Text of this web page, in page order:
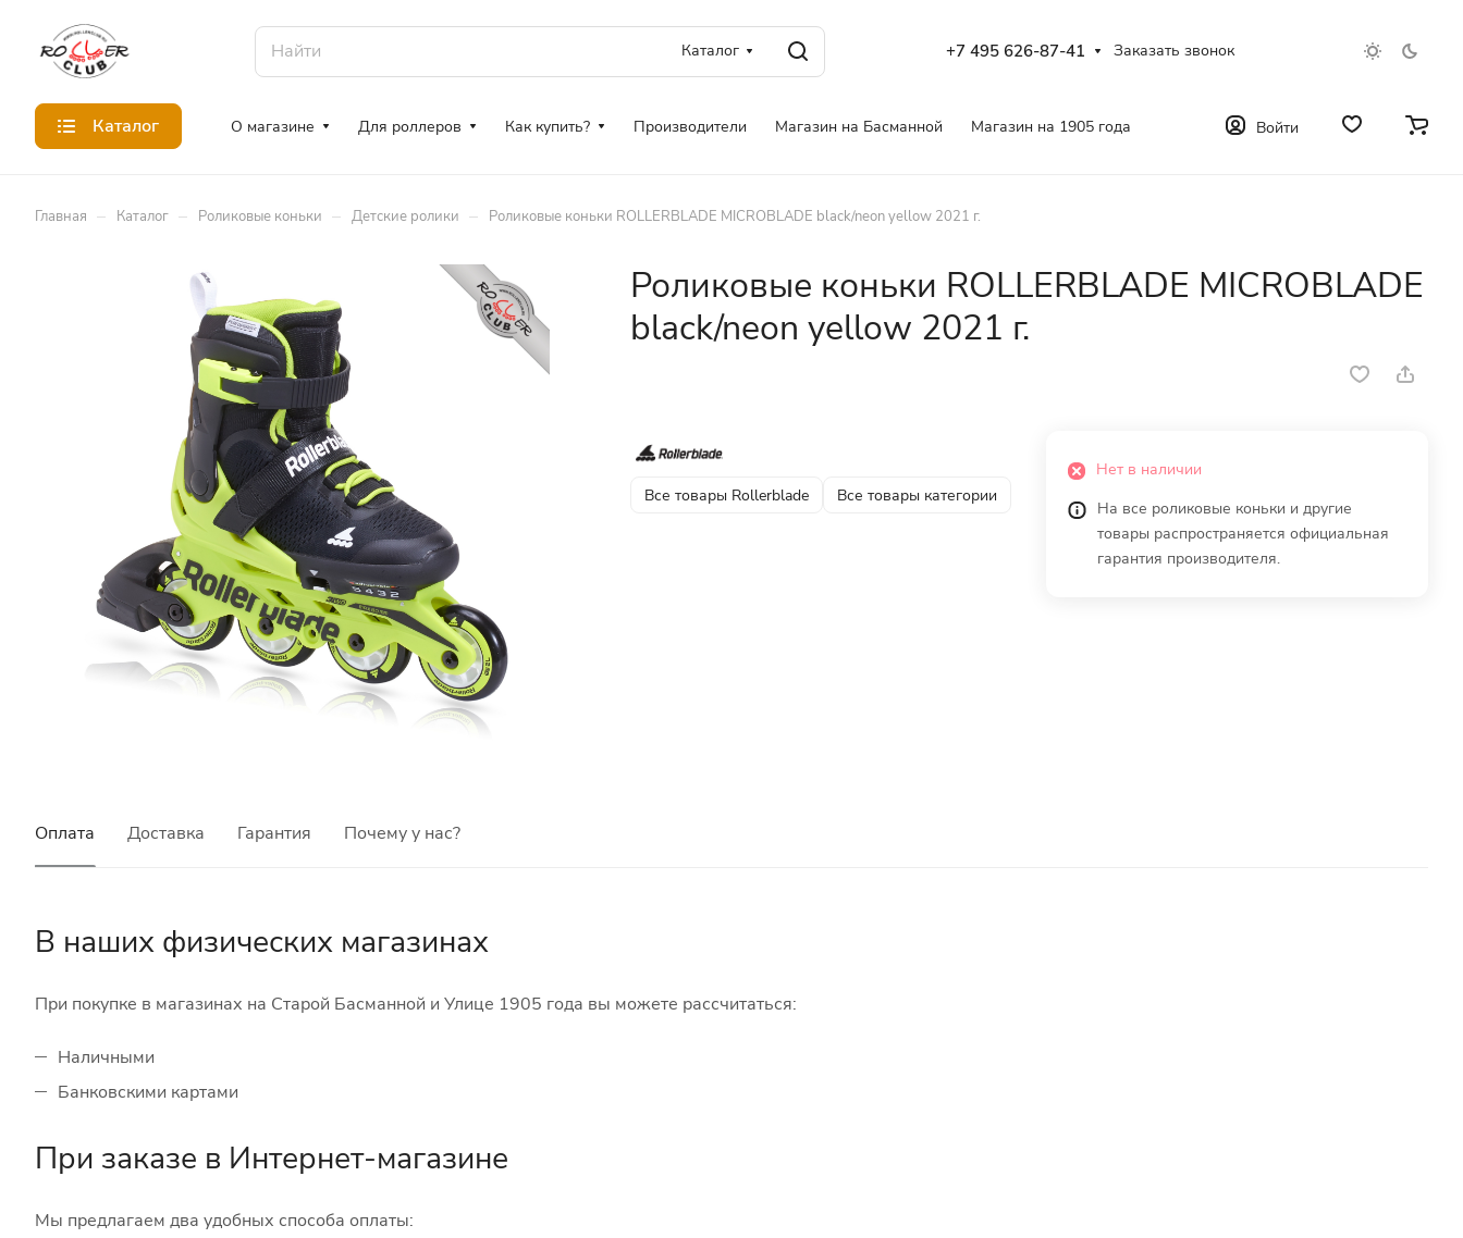
Каталог +7 495 626-87-41 Заказать звонок
Каталог О магазине Для роллеров Как купить? Производители Магазин на Басманной Магазин на 1905 года Войти
Главная – Каталог – Роликовые коньки – Детские ролики – Роликовые коньки ROLLERBLADE MICROBLADE black/neon yellow 2021 г.
Роликовые коньки ROLLERBLADE MICROBLADE
black/neon yellow 2021 г.
Все товары Rollerblade Все товары категории
Нет в наличии
На все роликовые коньки и другие
товары распространяется официальная
гарантия производителя.
Оплата Доставка Гарантия Почему у нас?
В наших физических магазинах
При покупке в магазинах на Старой Басманной и Улице 1905 года вы можете рассчитаться:
Наличными
Банковскими картами
При заказе в Интернет-магазине
Мы предлагаем два удобных способа оплаты: